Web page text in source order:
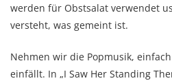
werden für Obstsalat verwendet
versteht, was gemeint ist.
Nehmen wir die Popmusik,
einfällt. In „I Saw Her Standing